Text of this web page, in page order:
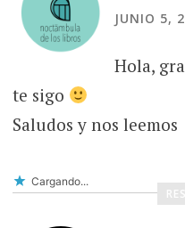
JUNIO 5,
Hola,
te sigo
Saludos y nos leemos
Cargando...